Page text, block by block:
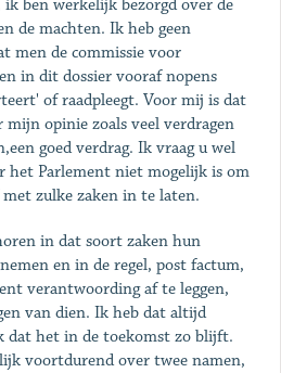
ben werkelijk bezorgd over de
de machten. Ik heb geen
men de commissie voor
in dit dossier vooraf nopens
of raadpleegt. Voor mij is dat
mijn opinie zoals veel verdragen
goed verdrag. Ik vraag u wel
het Parlement niet mogelijk is om
zulke zaken in te laten.
in dat soort zaken hun
en in de regel, post factum,
verantwoording af te leggen,
van dien. Ik heb dat altijd
dat het in de toekomst zo blijft.
voortdurend over twee namen,